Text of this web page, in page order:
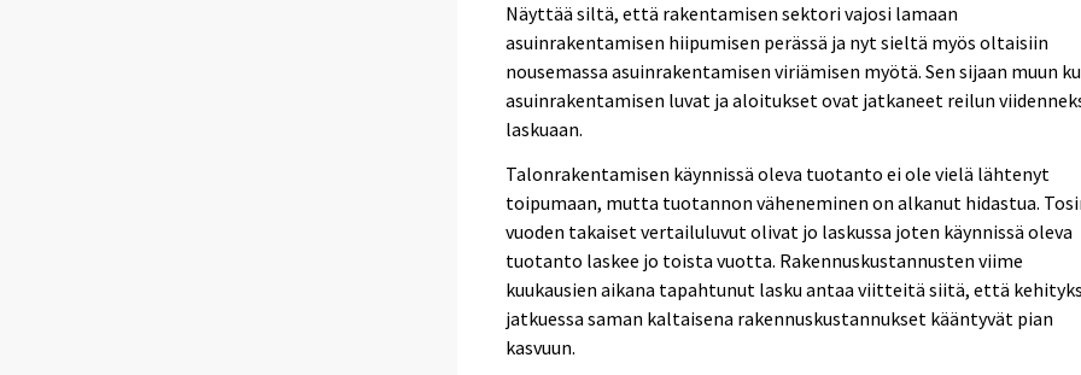
Näyttää siltä, että rakentamisen sektori vajosi lamaan
asuinrakentamisen hiipumisen perässä ja nyt sieltä myös oltaisiin
nousemassa asuinrakentamisen viriämisen myötä. Sen sijaan muun
asuinrakentamisen luvat ja aloitukset ovat jatkaneet reilun
laskuaan.
Talonrakentamisen käynnissä oleva tuotanto ei ole vielä lähtenyt
toipumaan, mutta tuotannon väheneminen on alkanut hidastua.
vuoden takaiset vertailuluvut olivat jo laskussa joten käynnissä oleva
tuotanto laskee jo toista vuotta. Rakennuskustannusten viime
kuukausien aikana tapahtunut lasku antaa viitteitä siitä, että
jatkuessa saman kaltaisena rakennuskustannukset kääntyvät pian
kasvuun.